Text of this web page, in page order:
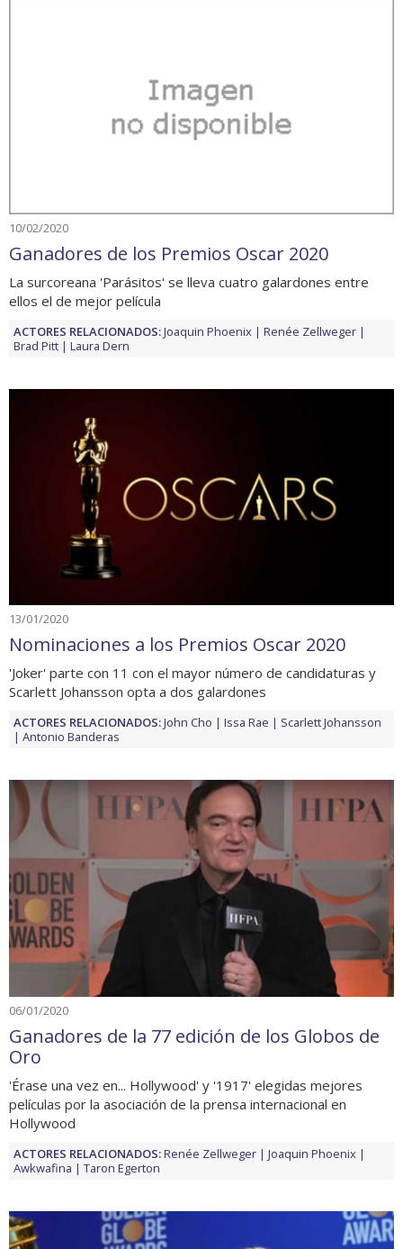
10/02/2020
Ganadores de los Premios Oscar 2020
La surcoreana 'Parásitos' se lleva cuatro galardones entre
ellos el de mejor película
ACTORES RELACIONADOS:Joaquin Phoenix
Renée Zellweger
Brad Pitt
Laura Dern
13/01/2020
Nominaciones a los Premios Oscar 2020
'Joker' parte con 11 con el mayor número de candidaturas y
Scarlett Johansson opta a dos galardones
ACTORES RELACIONADOS:John Cho Issa Rae
Scarlett Johansson
Antonio Banderas
06/01/2020
Ganadores de la 77 edición de los Globos de
Oro
'Érase una vez en... Hollywood' y '1917' elegidas mejores
películas por la asociación de la prensa internacional en
Hollywood
ACTORES RELACIONADOS:Renée Zellweger
Joaquin Phoenix
Awkwafina
Taron Egerton